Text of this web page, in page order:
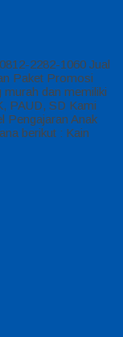
2282-1060 Jual
Paket Promosi
murah dan memiliki
PAUD, SD Kami
Pengajaran Anak
berikut : Kain